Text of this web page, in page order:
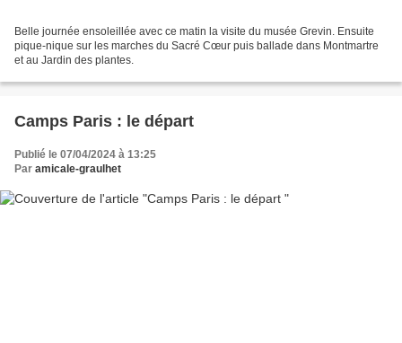
Belle journée ensoleillée avec ce matin la visite du musée Grevin. Ensuite
pique-nique sur les marches du Sacré Cœur puis ballade dans Montmartre
et au Jardin des plantes.
Camps Paris : le départ
Publié le 07/04/2024 à 13:25
Par amicale-graulhet